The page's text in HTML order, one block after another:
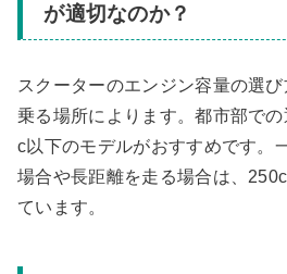
が適切なのか？
スクーターのエンジン容量の選
乗る場所によります。都市部で
c以下のモデルがおすすめです。
場合や長距離を走る場合は、
ています。